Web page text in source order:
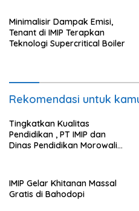
Minimalisir Dampak Emisi,
Tenant di IMIP Terapkan
Teknologi Supercritical Boiler
Rekomendasi untuk
Tingkatkan Kualitas
Pendidikan , PT IMIP dan
Dinas Pendidikan Morowali
di Bahodopi
IMIP Gelar Khitanan Massal
Gratis di Bahodopi